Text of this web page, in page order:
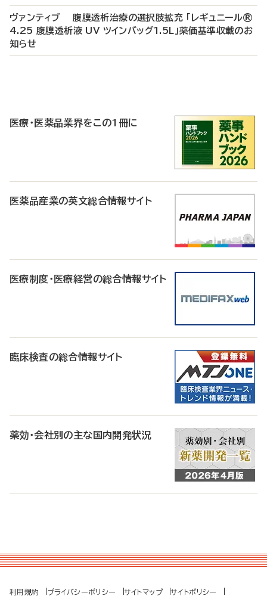
ヴァンティブ 腹膜透析治療の選択肢拡充 「レギュニール®
4.25 腹膜透析液 UV ツインバッグ1.5L」薬価基準収載のお
知らせ
医療・医薬品業界をこの1冊に
医薬品産業の英文総合情報サイト
医療制度・医療経営の総合情報サイト
臨床検査の総合情報サイト
薬効・会社別の主な国内開発状況
利用規約 プライバシーポリシー サイトマップ サイトポリシー